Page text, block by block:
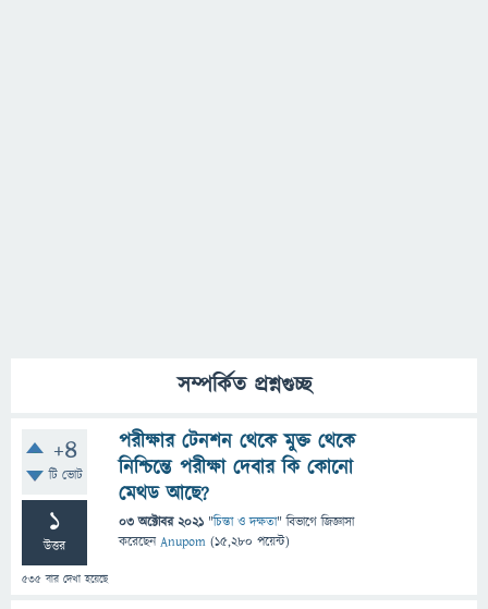
সম্পর্কিত প্রশ্নগুচ্ছ
+4
টি ভোট
1
উত্তর
535 বার দেখা হয়েছে
পরীক্ষার টেনশন থেকে মুক্ত থেকে
নিশ্চিন্তে পরীক্ষা দেবার কি কোনো
মেথড আছে?
03 অক্টোবর 2021 "চিন্তা ও দক্ষতা" বিভাগে জিজ্ঞাসা
করেছেনAnupom (15,280 পয়েন্ট)